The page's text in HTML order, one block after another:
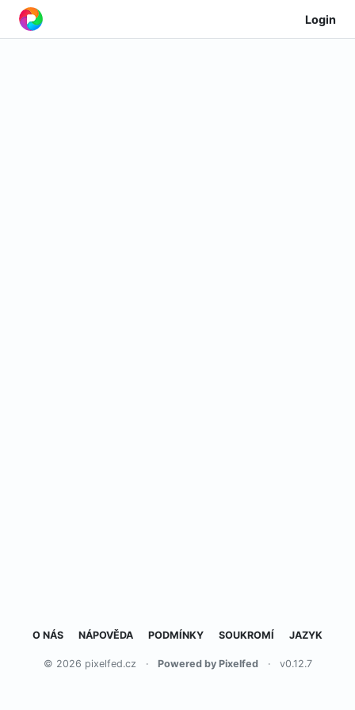
Login
O NÁS NÁPOVĚDA PODMÍNKY SOUKROMÍ JAZYK
© 2026 pixelfed.cz · Powered by Pixelfed · v0.12.7